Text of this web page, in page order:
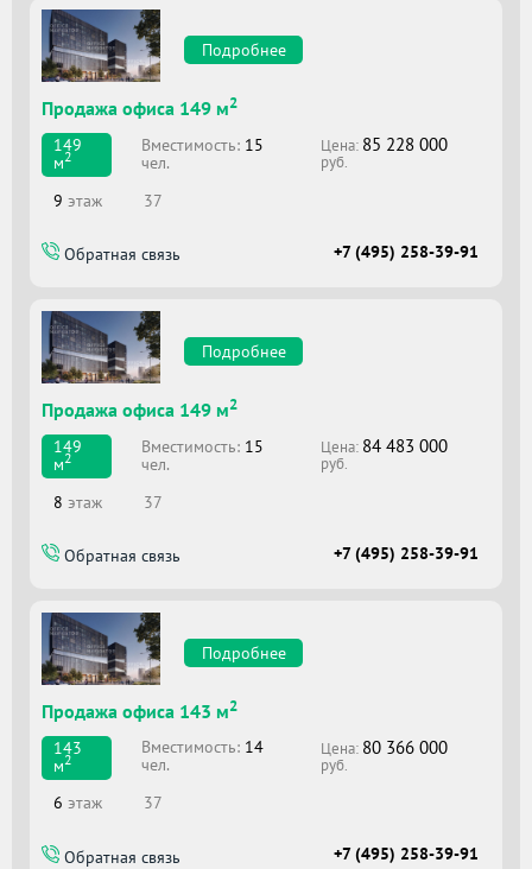
Подробнее
Продажа офиса 149 м2
149
м2
Вместимоcть: 15
чел.
Цена: 85 228 000
руб.
9 этаж 37
Обратная связь +7 (495) 258-39-91
Подробнее
Продажа офиса 149 м2
149
м2
Вместимоcть: 15
чел.
Цена: 84 483 000
руб.
8 этаж 37
Обратная связь +7 (495) 258-39-91
Подробнее
Продажа офиса 143 м2
143
м2
Вместимоcть: 14
чел.
Цена: 80 366 000
руб.
6 этаж 37
Обратная связь +7 (495) 258-39-91